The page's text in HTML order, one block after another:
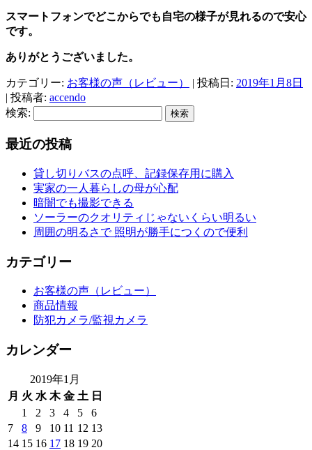
スマートフォンでどこからでも自宅の様子が見れるので安心
です。
ありがとうございました。
カテゴリー: お客様の声（レビュー） | 投稿日: 2019年1月8日
| 投稿者: accendo
検索:
最近の投稿
貸し切りバスの点呼、記録保存用に購入
実家の一人暮らしの母が心配
暗闇でも撮影できる
ソーラーのクオリティじゃないくらい明るい
周囲の明るさで 照明が勝手につくので便利
カテゴリー
お客様の声（レビュー）
商品情報
防犯カメラ/監視カメラ
カレンダー
2019年1月
月 火 水 木 金 土 日
1 2 3 4 5
6
7
8 9 10 11 12 13
14 15 16 17 18 19 20